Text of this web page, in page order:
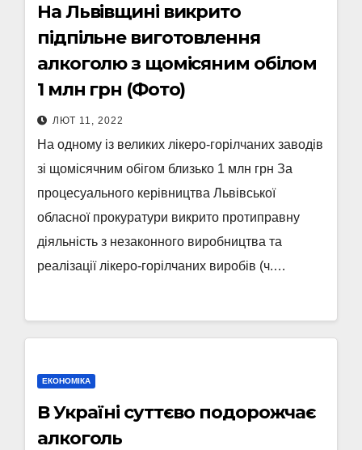
На Львівщині викрито
підпільне виготовлення
алкоголю з щомісяним обілом
1 млн грн (Фото)
ЛЮТ 11, 2022
На одному із великих лікеро-горілчаних заводів
зі щомісячним обігом близько 1 млн грн За
процесуального керівництва Львівської
обласної прокуратури викрито протиправну
діяльність з незаконного виробництва та
реалізації лікеро-горілчаних виробів (ч.…
ЕКОНОМІКА
В Україні суттєво подорожчає
алкоголь